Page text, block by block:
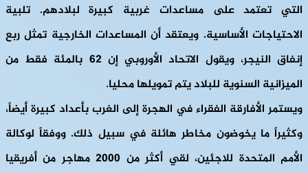
التي تعتمد على مساعدات غربية كبيرة لبلادهم. تلبية
الاحتياجات الأساسية. ويعتقد أن المساعدات الخارجية تمثل ربع
إنفاق النيجر، ويقول الاتحاد الأوروبي إن 62 بالمئة فقط من
الميزانية السنوية للبلاد يتم تمويلها محليا.
ويستمر الأفارقة الفقراء في الهجرة إلى الغرب بأعداد كبيرة أيضاً،
وكثيراً ما يخوضون مخاطر هائلة في سبيل ذلك. ووفقاً لوكالة
الأمم المتحدة للاجئين، لقي أكثر من 2000 مهاجر من أفريقيا